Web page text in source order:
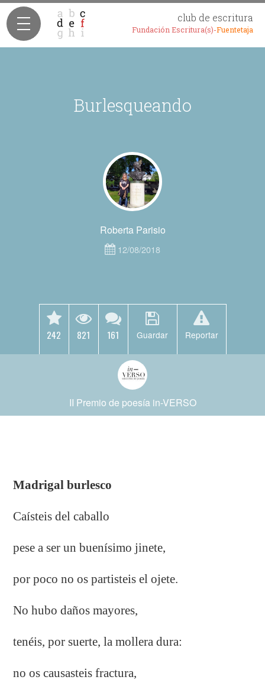
club de escritura
Fundación Escritura(s)-Fuentetaja
Burlesqueando
Roberta Parisio
12/08/2018
242 821 161 Guardar Reportar
II Premio de poesía in-VERSO
Madrigal burlesco
Caísteis del caballo
pese a ser un buenísimo jinete,
por poco no os partisteis el ojete.
No hubo daños mayores,
tenéis, por suerte, la mollera dura:
no os causasteis fractura,